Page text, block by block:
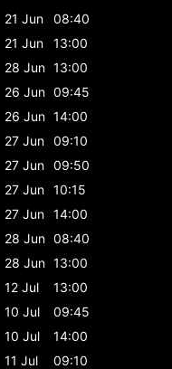
21 Jun
08:40
21 Jun
13:00
28 Jun 13:00
26 Jun 09:45
26 Jun 14:00
27 Jun 09:10
27 Jun 09:50
27 Jun 10:15
27 Jun 14:00
28 Jun 08:40
28 Jun 13:00
12 Jul
13:00
10 Jul
09:45
10 Jul
14:00
11 Jul
09:10